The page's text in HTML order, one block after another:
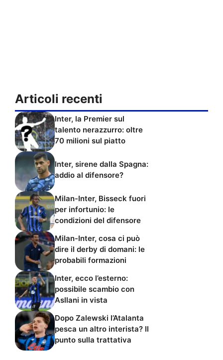
Articoli recenti
Inter, la Premier sul
talento nerazzurro: oltre
70 milioni sul piatto
Inter, sirene dalla Spagna:
addio al difensore?
Milan-Inter, Bisseck fuori
per infortunio: le
condizioni del difensore
Milan-Inter, cosa ci può
dire il derby di domani: le
probabili formazioni
Inter, ecco l’esterno:
possibile scambio con
Asllani in vista
Dopo Zalewski l’Atalanta
pesca un altro interista? Il
punto sulla trattativa